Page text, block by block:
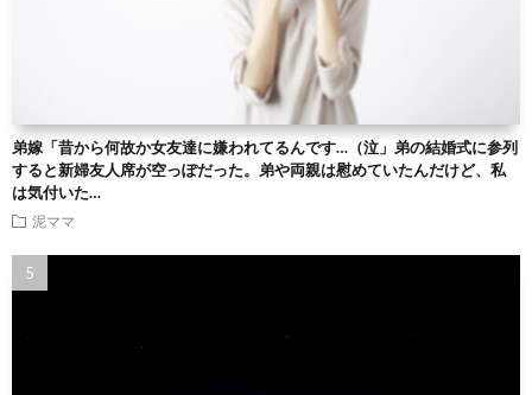
弟嫁「昔から何故か女友達に嫌われてるんです…（泣」弟の結婚式に参列
すると新婦友人席が空っぽだった。弟や両親は慰めていたんだけど、私
は気付いた…
泥ママ